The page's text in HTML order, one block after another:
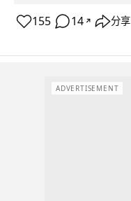
155 14 ↗ 分享
ADVERTISEMENT